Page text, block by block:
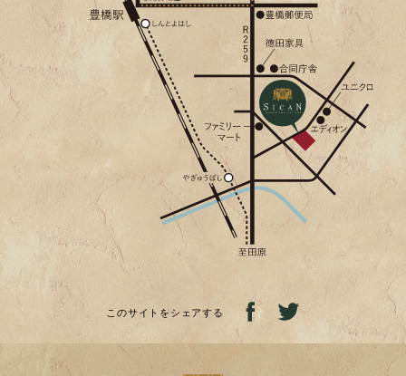
このサイトをシェアする